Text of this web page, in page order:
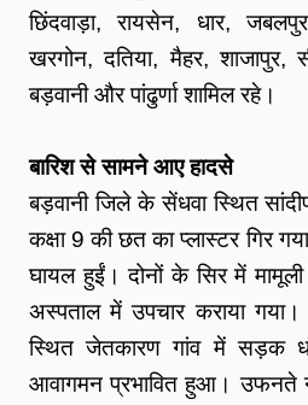
छिंदवाड़ा, रायसेन, धार,
खरगोन, दतिया, मैहर, शाजापुर,
बड़वानी और पांढुर्णा शामिल रहे।
बारिश से सामने आए हादसे
बड़वानी जिले के सेंधवा स्थित
कक्षा 9 की छत का प्लास्टर गिर
घायल हुईं। दोनों के सिर में
अस्पताल में उपचार कराया
स्थित जेतकारण गांव में सड़क
आवागमन प्रभावित हुआ। उफनते